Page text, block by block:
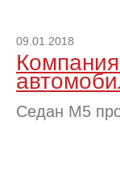
09.01.2018
Седан M5